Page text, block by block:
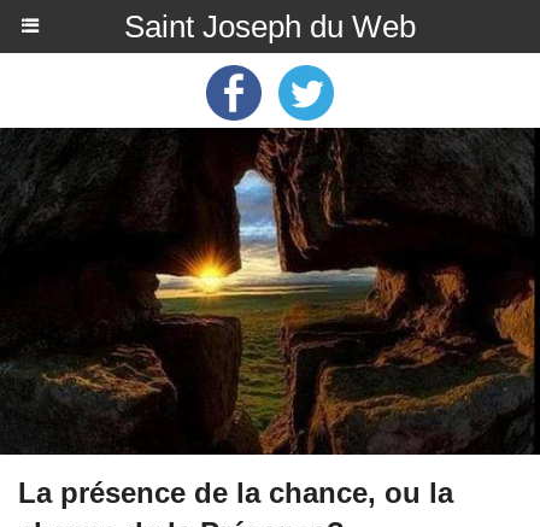
Saint Joseph du Web
La présence de la chance, ou la